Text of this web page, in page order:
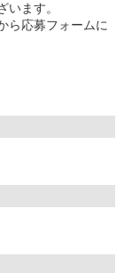
ます。
ら応募フォームに